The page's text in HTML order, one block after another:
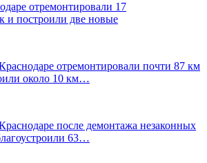
отремонтировали 17
и построили две новые
отремонтировали почти 87 км
около 10 км…
после демонтажа незаконных
63…